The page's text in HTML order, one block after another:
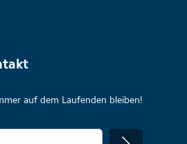
auf dem Laufenden bleiben!